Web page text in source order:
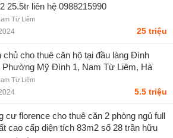
25.5tr liên hệ 0988215990
Từ Liêm
25 triệu
chủ cho thuê căn hộ tại đầu làng Đình
Phường Mỹ Đình 1, Nam Từ Liêm, Hà
Hường
Từ Liêm
5.5 triệu
cư florence cho thuê căn 2 phòng ngủ full
cao cấp diện tích 83m2 số 28 trần hữu